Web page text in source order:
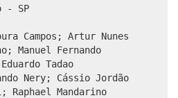
- SP
Campos; Artur Nunes
Manuel Fernando
Tadao
Nery; Cássio Jordão
Mandarino